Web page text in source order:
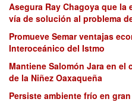
Asegura Ray Chagoya que la
vía de solución al problema
Promueve Semar ventajas
Interoceánico del Istmo
Mantiene Salomón Jara en
de la Niñez Oaxaqueña
Persiste ambiente frío en